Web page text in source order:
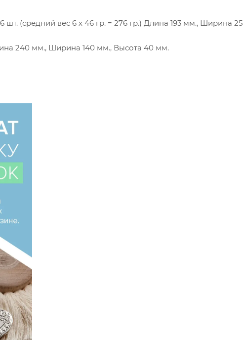
шт. (средний вес 6 х 46 гр. = 276 гр.) Длина 193 мм., Ширина 25
240 мм., Ширина 140 мм., Высота 40 мм.